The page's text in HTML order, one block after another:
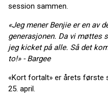
session sammen.
«Jeg mener Benjie er en av
generasjonen. Da vi møttes
jeg kicket på alle. Så det
to!» - Bargee
«Kort fortalt» er årets første
25. april.